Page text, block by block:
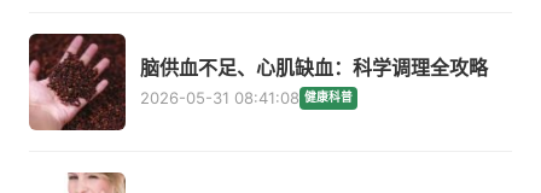
脑供血不足、心肌缺血：科学调理全攻略
2026-05-31 08:41:08 健康科普